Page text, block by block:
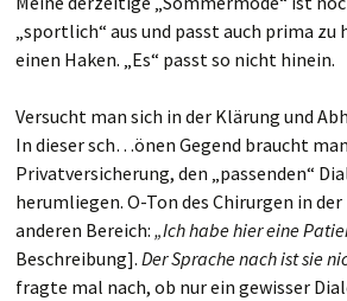
Wohin mit Hobbymaterial
Wohin mit Geschirr und
Besteck?
Ordnungssysteme:
Geld sparen ist immer
möglich, man muss es nur
wollen :)
„sportlich“ aus und passt auch prima zu
einen Haken. „Es“ passt so nicht hinein.
Versucht man sich in der Klärung und
In dieser sch…önen Gegend braucht
Privatversicherung, den „passenden“
herumliegen. O-Ton des Chirurgen in
anderen Bereich: „Ich habe hier eine
Beschreibung]. Der Sprache nach ist sie
fragte mal nach, ob nur ein gewisser